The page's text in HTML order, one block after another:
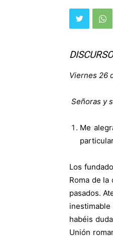
Viernes 26
Señoras y
Me
Los
Roma de
pasados.
habéis
Unión